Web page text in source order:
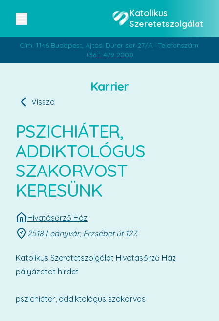
Katolikus
Szeretetszolgálat
Cím: 1146 Budapest, Ajtósi Dürer sor 27/A | Telefonszám:
+36 1 479 2000
Karrier
Vissza
PSZICHIÁTER,
ADDIKTOLÓGUS
SZAKORVOST
KERESÜNK
Hivatásőrző Ház
2518 Leányvár, Erzsébet út 127.
Katolikus Szeretetszolgálat Hivatásőrző Ház
pályázatot hirdet
pszichiáter, addiktológus szakorvos